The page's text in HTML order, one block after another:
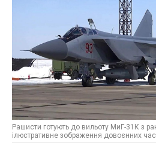
Рашисти готують до вильоту МиГ-31К з
ілюстративне зображення довоєнних